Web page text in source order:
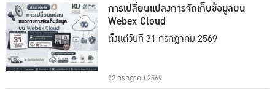
การเปลี่ยนแปลงการจัดเก็บข้อมูลบน
Webex Cloud
ตั้งแต่วันที่ 31 กรกฎาคม 2569
22 กรกฎาคม 2569